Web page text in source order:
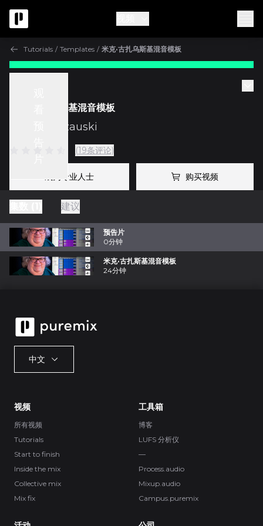
Tutorials / Templates / 米克·古扎乌斯基混音模板
米克·古扎乌斯基混音模板
Mick Guzauski
(19条评论)
成为专业人士 购买视频
建议
预告片
0分钟
米克·古扎斯基混音模板
24分钟
中文
视频
所有视频
Tutorials
Start to finish
Inside the mix
Collective mix
Mix fix
工具箱
博客
LUFS 分析仪
—
Process.audio
Mixup.audio
Campus.puremix